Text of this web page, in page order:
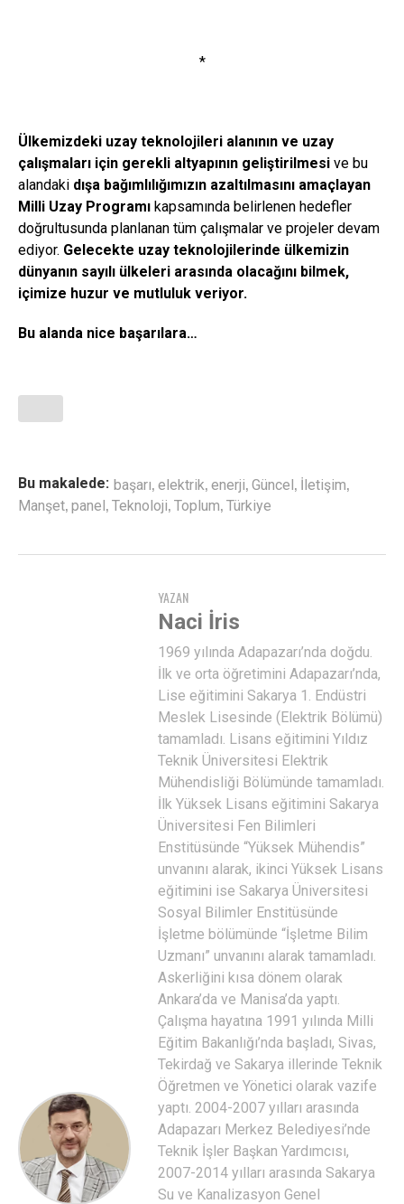
*
Ülkemizdeki uzay teknolojileri alanının ve uzay
çalışmaları için gerekli altyapının geliştirilmesi ve bu
alandaki dışa bağımlılığımızın azaltılmasını amaçlayan
Milli Uzay Programı kapsamında belirlenen hedefler
doğrultusunda planlanan tüm çalışmalar ve projeler devam
ediyor. Gelecekte uzay teknolojilerinde ülkemizin
dünyanın sayılı ülkeleri arasında olacağını bilmek,
içimize huzur ve mutluluk veriyor.
Bu alanda nice başarılara…
Bu makalede: başarı, elektrik, enerji, Güncel, İletişim,
Manşet, panel, Teknoloji, Toplum, Türkiye
YAZAN
Naci İris
1969 yılında Adapazarı’nda doğdu.
İlk ve orta öğretimini Adapazarı’nda,
Lise eğitimini Sakarya 1. Endüstri
Meslek Lisesinde (Elektrik Bölümü)
tamamladı. Lisans eğitimini Yıldız
Teknik Üniversitesi Elektrik
Mühendisliği Bölümünde tamamladı.
İlk Yüksek Lisans eğitimini Sakarya
Üniversitesi Fen Bilimleri
Enstitüsünde “Yüksek Mühendis”
unvanını alarak, ikinci Yüksek Lisans
eğitimini ise Sakarya Üniversitesi
Sosyal Bilimler Enstitüsünde
İşletme bölümünde “İşletme Bilim
Uzmanı” unvanını alarak tamamladı.
Askerliğini kısa dönem olarak
Ankara’da ve Manisa’da yaptı.
Çalışma hayatına 1991 yılında Milli
Eğitim Bakanlığı’nda başladı, Sivas,
Tekirdağ ve Sakarya illerinde Teknik
Öğretmen ve Yönetici olarak vazife
yaptı. 2004-2007 yılları arasında
Adapazarı Merkez Belediyesi’nde
Teknik İşler Başkan Yardımcısı,
2007-2014 yılları arasında Sakarya
Su ve Kanalizasyon Genel